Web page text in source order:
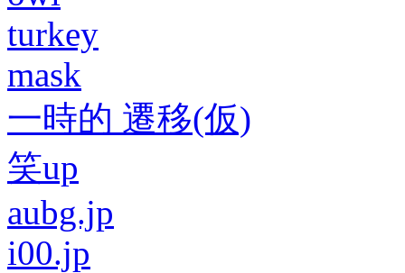
turkey
mask
一時的 遷移(仮)
笑up
aubg.jp
i00.jp